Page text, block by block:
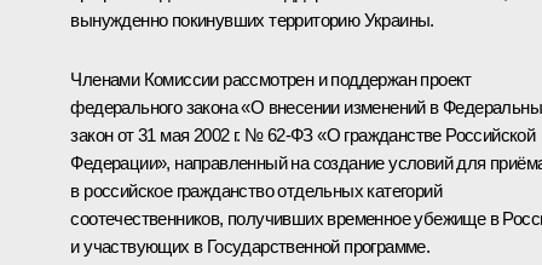
вынужденно покинувших территорию Украины.
Членами Комиссии рассмотрен и поддержан проект
федерального закона «О внесении изменений в
закон от 31 мая 2002 г. № 62-ФЗ «О гражданстве Российской
Федерации», направленный на создание условий для
в российское гражданство отдельных категорий
соотечественников, получивших временное убежище в
и участвующих в Государственной программе.